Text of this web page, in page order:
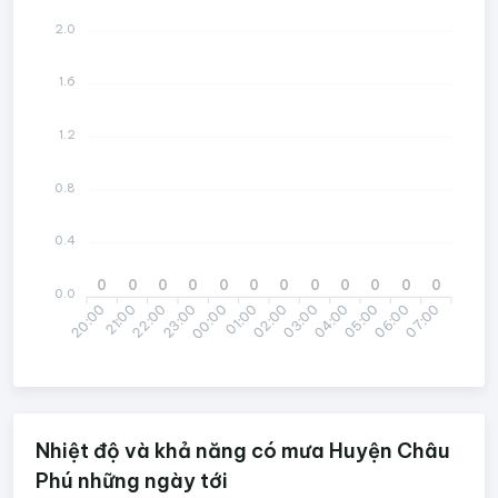
20:0021:0022:0023:0000:0001:0002:0003:0004:0005:0006:0007:00
0 0 0 0 0 0 0 0 0 0 0 0
2.0
1.6
1.2
0.8
0.4
0.0
Nhiệt độ và khả năng có mưa Huyện Châu
Phú những ngày tới